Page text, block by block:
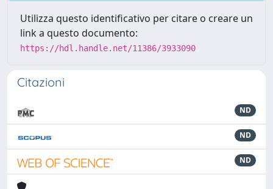
Utilizza questo identificativo per citare o creare un
link a questo documento:
https://hdl.handle.net/11386/3933090
Citazioni
ND
ND
ND